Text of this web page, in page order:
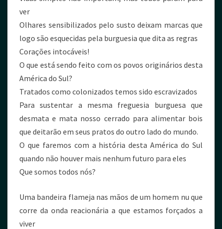
ver
Olhares sensibilizados pelo susto deixam marcas que
logo são esquecidas pela burguesia que dita as regras
Corações intocáveis!
O que está sendo feito com os povos originários desta
América do Sul?
Tratados como colonizados temos sido escravizados
Para sustentar a mesma freguesia burguesa que
desmata e mata nosso cerrado para alimentar bois
que deitarão em seus pratos do outro lado do mundo.
O que faremos com a história desta América do Sul
quando não houver mais nenhum futuro para eles
Que somos todos nós?
Uma bandeira flameja nas mãos de um homem nu que
corre da onda reacionária a que estamos forçados a
viver